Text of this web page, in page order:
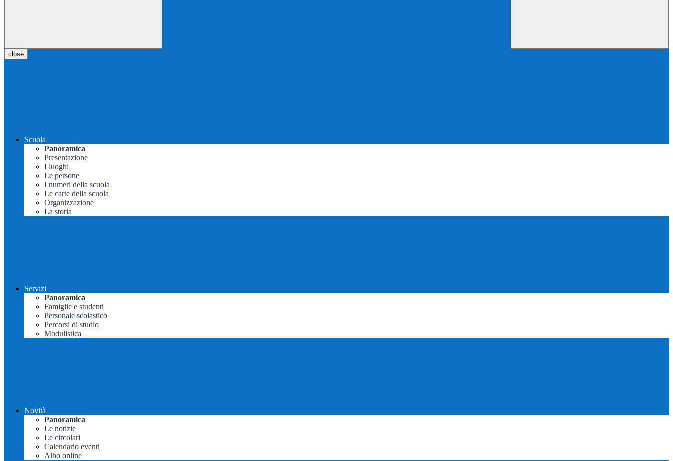
close
Scuola
Panoramica
Presentazione
I luoghi
Le persone
I numeri della scuola
Le carte della scuola
Organizzazione
La storia
Servizi
Panoramica
Famiglie e studenti
Personale scolastico
Percorsi di studio
Modulistica
Novità
Panoramica
Le notizie
Le circolari
Calendario eventi
Albo online